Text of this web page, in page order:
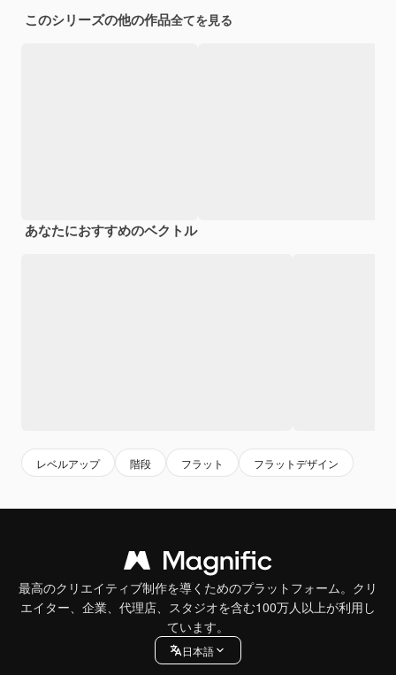
このシリーズの他の作品全てを見る
あなたにおすすめのベクトル
レベルアップ 階段 フラット フラットデザイン
最高のクリエイティブ制作を導くためのプラットフォーム。クリ
エイター、企業、代理店、スタジオを含む100万人以上が利用し
ています。
日本語